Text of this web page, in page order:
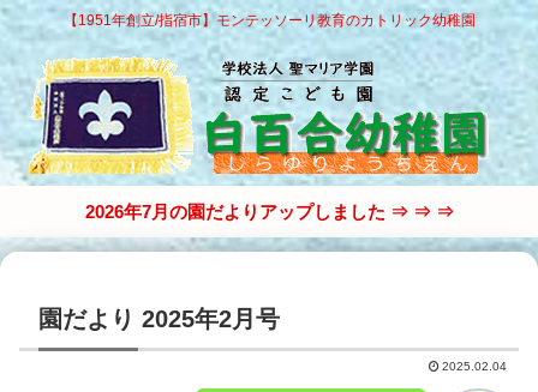
【1951年創立/指宿市】モンテッソーリ教育のカトリック幼稚園
2026年7月の園だよりアップしました ⇒ ⇒ ⇒
園だより 2025年2月号
2025.02.04